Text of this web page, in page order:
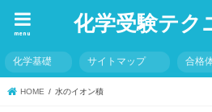
化学受験テク
menu
化学基礎 サイトマップ 合格
HOME 水のイオン積